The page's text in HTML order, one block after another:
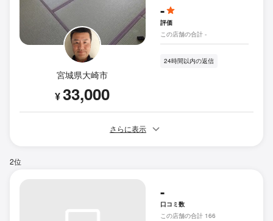
宮城県大崎市
¥33,000
-
評価
この店舗の合計 -
24時間以内の返信
さらに表示
2位
-
口コミ数
この店舗の合計 166